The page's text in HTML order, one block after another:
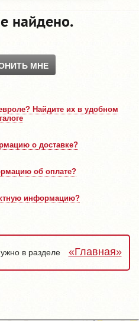
найдено.
МНЕ
Найдите их в удобном
о доставке?
об оплате?
информацию?
в разделе «Главная»